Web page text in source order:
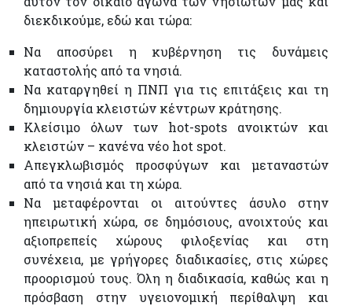
διεκδικούμε, εδώ και τώρα:
Να αποσύρει η κυβέρνηση τις δυνάμεις
καταστολής από τα νησιά.
Να καταργηθεί η ΠΝΠ για τις επιτάξεις και τη
δημιουργία κλειστών κέντρων κράτησης.
Κλείσιμο όλων των hot-spots ανοικτών και
κλειστών – κανένα νέο hot spot.
Απεγκλωβισμός προσφύγων και μεταναστών
από τα νησιά και τη χώρα.
Να μεταφέρονται οι αιτούντες άσυλο στην
ηπειρωτική χώρα, σε δημόσιους, ανοιχτούς και
αξιοπρεπείς χώρους φιλοξενίας και στη
συνέχεια, με γρήγορες διαδικασίες, στις χώρες
προορισμού τους. Όλη η διαδικασία, καθώς και η
πρόσβαση στην υγειονομική περίθαλψη και